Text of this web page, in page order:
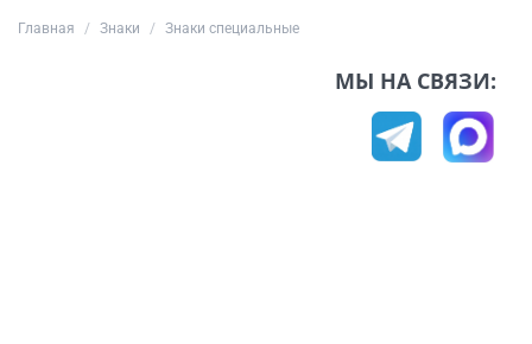
Главная Знаки Знаки специальные
МЫ НА СВЯЗИ: